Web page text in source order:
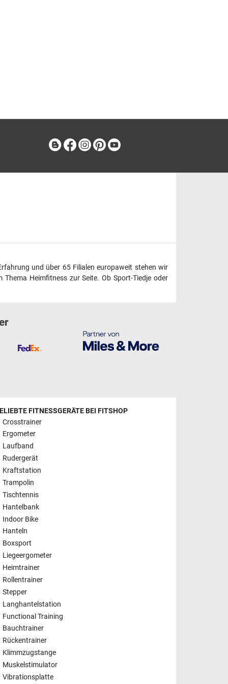
BlogFacebook
Instagram
Pinterest
und über 65 Filialen europaweit stehen wir
Heimfitness zur Seite. Ob Sport-Tiedje oder
FITNESSGERÄTE BEI FITSHOP
Crosstrainer
Ergometer
Laufband
Rudergerät
Kraftstation
Trampolin
Tischtennis
Hantelbank
Indoor Bike
Hanteln
Boxsport
Liegeergometer
Heimtrainer
Rollentrainer
Stepper
Langhantelstation
Functional Training
Bauchtrainer
Rückentrainer
Klimmzugstange
Muskelstimulator
Vibrationsplatte